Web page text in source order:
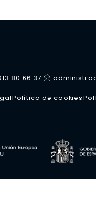
80 66 37
Política de cookies